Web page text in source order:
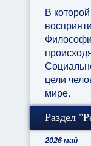
В
цели
мире.
Раздел
2026 май